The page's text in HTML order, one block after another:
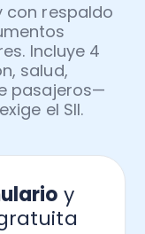
con respaldo
Incluye 4
salud,
pasajeros—
el SII.
y